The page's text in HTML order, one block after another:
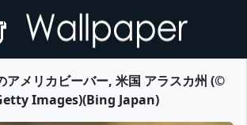
アメリカビーバー, 米国 アラスカ州 (©
Images)(Bing Japan)